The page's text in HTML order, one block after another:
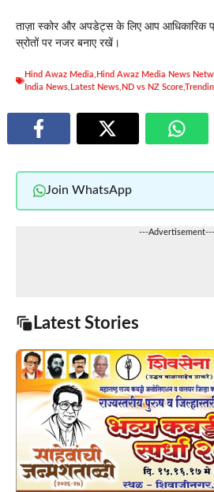
ताज़ा स्कोर और अपडेट्स के लिए आप आधिकारिक
स्रोतों पर नजर बनाए रखें।
Hind Awaz Media Hind Awaz Media News
India News Latest News ND vs NZ Score
Join WhatsApp
---Advertisement---
Latest Stories